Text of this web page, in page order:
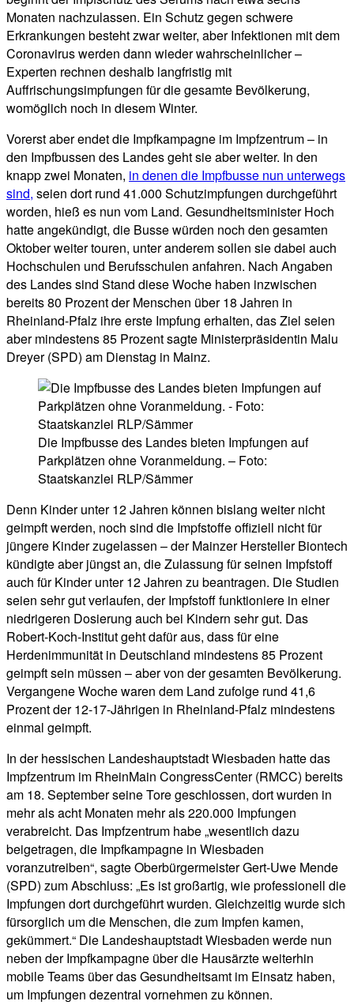
Monaten nachzulassen. Ein Schutz gegen schwere
Erkrankungen besteht zwar weiter, aber Infektionen mit dem
Coronavirus werden dann wieder wahrscheinlicher –
Experten rechnen deshalb langfristig mit
Auffrischungsimpfungen für die gesamte Bevölkerung,
womöglich noch in diesem Winter.
Vorerst aber endet die Impfkampagne im Impfzentrum – in
den Impfbussen des Landes geht sie aber weiter. In den
knapp zwei Monaten, in denen die Impfbusse nun unterwegs
sind, seien dort rund 41.000 Schutzimpfungen durchgeführt
worden, hieß es nun vom Land. Gesundheitsminister Hoch
hatte angekündigt, die Busse würden noch den gesamten
Oktober weiter touren, unter anderem sollen sie dabei auch
Hochschulen und Berufsschulen anfahren. Nach Angaben
des Landes sind Stand diese Woche haben inzwischen
bereits 80 Prozent der Menschen über 18 Jahren in
Rheinland-Pfalz ihre erste Impfung erhalten, das Ziel seien
aber mindestens 85 Prozent sagte Ministerpräsidentin Malu
Dreyer (SPD) am Dienstag in Mainz.
Die Impfbusse des Landes bieten Impfungen auf
Parkplätzen ohne Voranmeldung. – Foto:
Staatskanzlei RLP/Sämmer
Denn Kinder unter 12 Jahren können bislang weiter nicht
geimpft werden, noch sind die Impfstoffe offiziell nicht für
jüngere Kinder zugelassen – der Mainzer Hersteller Biontech
kündigte aber jüngst an, die Zulassung für seinen Impfstoff
auch für Kinder unter 12 Jahren zu beantragen. Die Studien
seien sehr gut verlaufen, der Impfstoff funktioniere in einer
niedrigeren Dosierung auch bei Kindern sehr gut. Das
Robert-Koch-Institut geht dafür aus, dass für eine
Herdenimmunität in Deutschland mindestens 85 Prozent
geimpft sein müssen – aber von der gesamten Bevölkerung.
Vergangene Woche waren dem Land zufolge rund 41,6
Prozent der 12-17-Jährigen in Rheinland-Pfalz mindestens
einmal geimpft.
In der hessischen Landeshauptstadt Wiesbaden hatte das
Impfzentrum im RheinMain CongressCenter (RMCC) bereits
am 18. September seine Tore geschlossen, dort wurden in
mehr als acht Monaten mehr als 220.000 Impfungen
verabreicht. Das Impfzentrum habe „wesentlich dazu
beigetragen, die Impfkampagne in Wiesbaden
voranzutreiben“, sagte Oberbürgermeister Gert-Uwe Mende
(SPD) zum Abschluss: „Es ist großartig, wie professionell die
Impfungen dort durchgeführt wurden. Gleichzeitig wurde sich
fürsorglich um die Menschen, die zum Impfen kamen,
gekümmert.“ Die Landeshauptstadt Wiesbaden werde nun
neben der Impfkampagne über die Hausärzte weiterhin
mobile Teams über das Gesundheitsamt im Einsatz haben,
um Impfungen dezentral vornehmen zu können.